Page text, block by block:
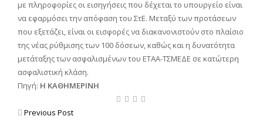
με πληροφορίες οι εισηγήσεις που δέχεται το υπουργείο είναι
να εφαρμόσει την απόφαση του ΣτΕ. Μεταξύ των προτάσεων
που εξετάζει, είναι οι εισφορές να διακανονιστούν στο πλαίσιο
της νέας ρύθμισης των 100 δόσεων, καθώς και η δυνατότητα
μετάταξης των ασφαλισμένων του ΕΤΑΑ-ΤΣΜΕΔΕ σε κατώτερη
ασφαλιστική κλάση.
Πηγή: Η ΚΑΘΗΜΕΡΙΝΗ
Previous Post